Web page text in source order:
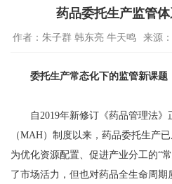
药品委托生产监管
作者：朱子群 韩东亮 牛天鸣 来源
委托生产常态化下的监管新课题
自2019年新修订《药品管理法》
（MAH）制度以来，药品委托生产
为优化资源配置、促进产业分工的“
了市场活力，但也对药品全生命周